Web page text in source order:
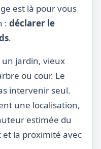
est là pour vous
: déclarer le
.
un jardin, vieux
ou cour. Le
intervenir seul.
une localisation,
estimée du
et la proximité avec